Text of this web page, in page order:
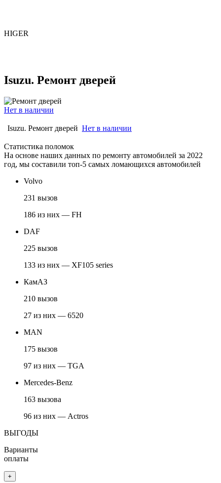
HIGER
Isuzu. Ремонт дверей
Нет в наличии
Isuzu. Ремонт дверей Нет в наличии
Статистика поломок
На основе наших данных по ремонту автомобилей за 2022
год, мы составили топ-5 самых ломающихся автомобилей
Volvo
231 вызов
186 из них — FH
DAF
225 вызов
133 из них — XF105 series
КамАЗ
210 вызов
27 из них — 6520
MAN
175 вызов
97 из них — TGA
Mercedes-Benz
163 вызова
96 из них — Actros
ВЫГОДЫ
Варианты
оплаты
+